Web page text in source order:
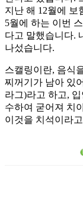
지난 해 12월에 보
5월에 하는 이번
다고 말했습니다.
나섰습니다.
스캘링이란, 음식
찌꺼기가 남아 있
라그)라고 하고,
수하여 굳어져 치
이것을 치석이라